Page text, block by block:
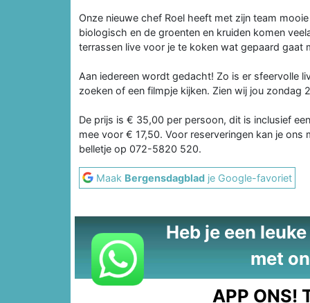
Onze nieuwe chef Roel heeft met zijn team
biologisch en de groenten en kruiden komen
terrassen live voor je te koken wat gepaard gaat
Aan iedereen wordt gedacht! Zo is er sfeervolle
zoeken of een filmpje kijken. Zien wij jou zondag
De prijs is € 35,00 per persoon, dit is inclusief
mee voor € 17,50. Voor reserveringen kan je ons
belletje op 072-5820 520.
Maak Bergensdagblad je Google-favoriet
Heb je een
met
APP ONS!